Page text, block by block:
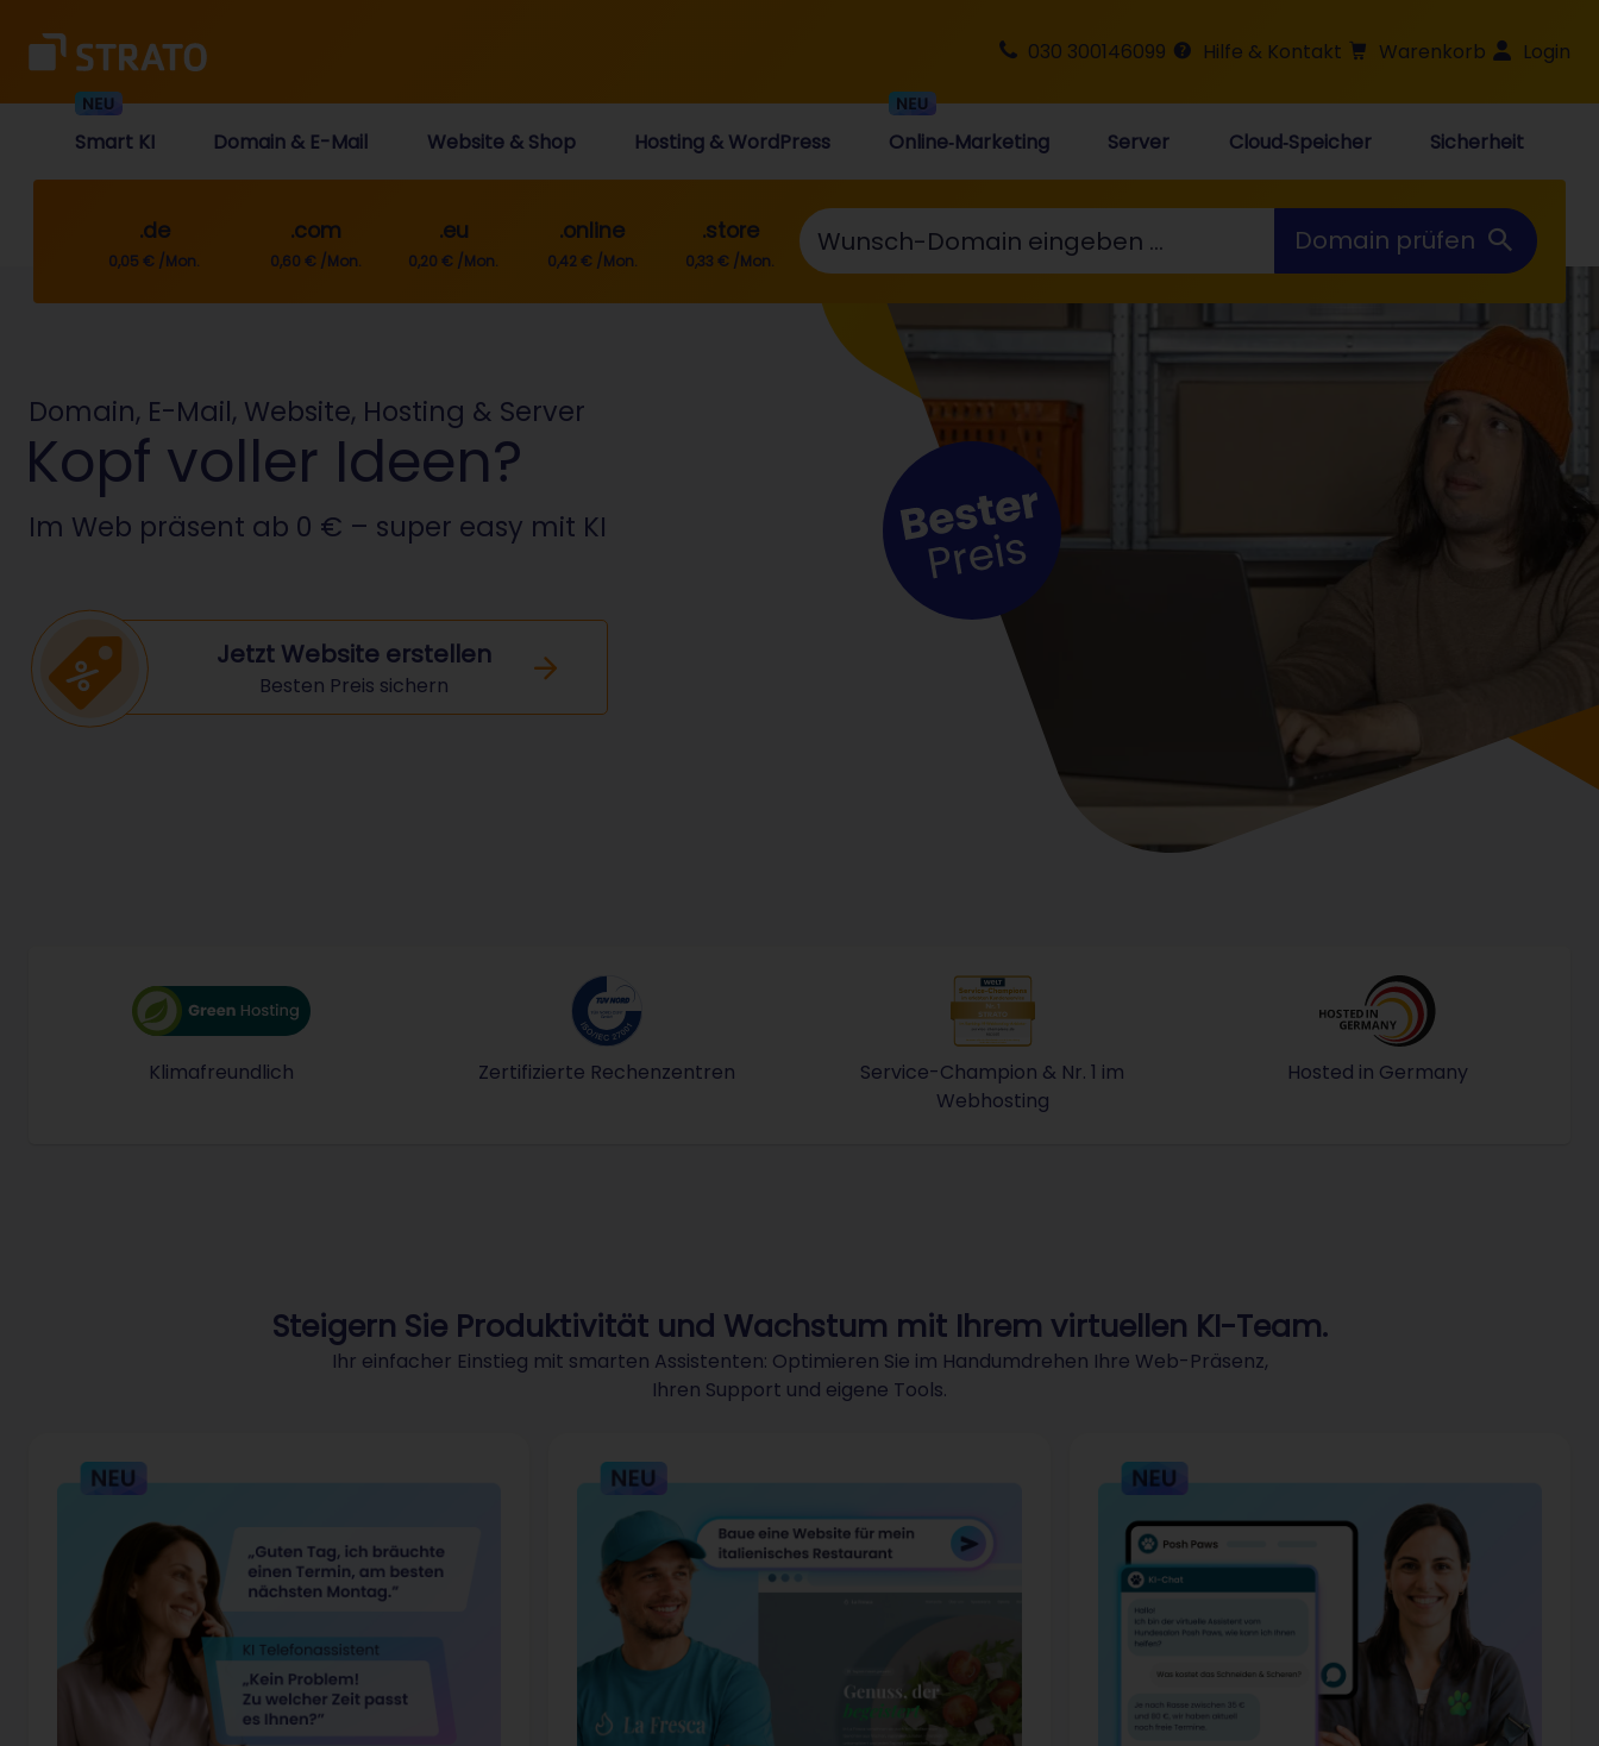
030 300146099 Hilfe & Kontakt Warenkorb Login
Smart KI Domain & E-Mail Website & Shop Hosting & WordPress Online‑Marketing Server Cloud‑Speicher Sicherheit
.de
0,05 € /Mon.
.com
0,60 € /Mon.
.eu
0,20 € /Mon.
.online
0,42 € /Mon.
.store
0,33 € /Mon.
Wunschdomain eingeben ...
Domain prüfen
Domain, E-Mail, Website, Hosting & Server
Kopf voller Ideen?
Im Web präsent ab 0 € – super easy mit KI
Jetzt Website erstellen
Besten Preis sichern
Klimafreundlich
STRATO nutzt für alle Produkte und Dienstleistungen, sowie für eigene Rechenzentren ausschließlich Ökostrom.
Zertifizierte Rechenzentren
ISO-IEC-27001-Zertifiziertes Informations-Managementsystem
Service-Champion & Nr. 1 im
Webhosting
Hosted in Germany
Steigern Sie Produktivität und Wachstum mit Ihrem virtuellen KI-Team.
Ihr einfacher Einstieg mit smarten Assistenten: Optimieren Sie im Handumdrehen Ihre Web-Präsenz,
Ihren Support und eigene Tools.